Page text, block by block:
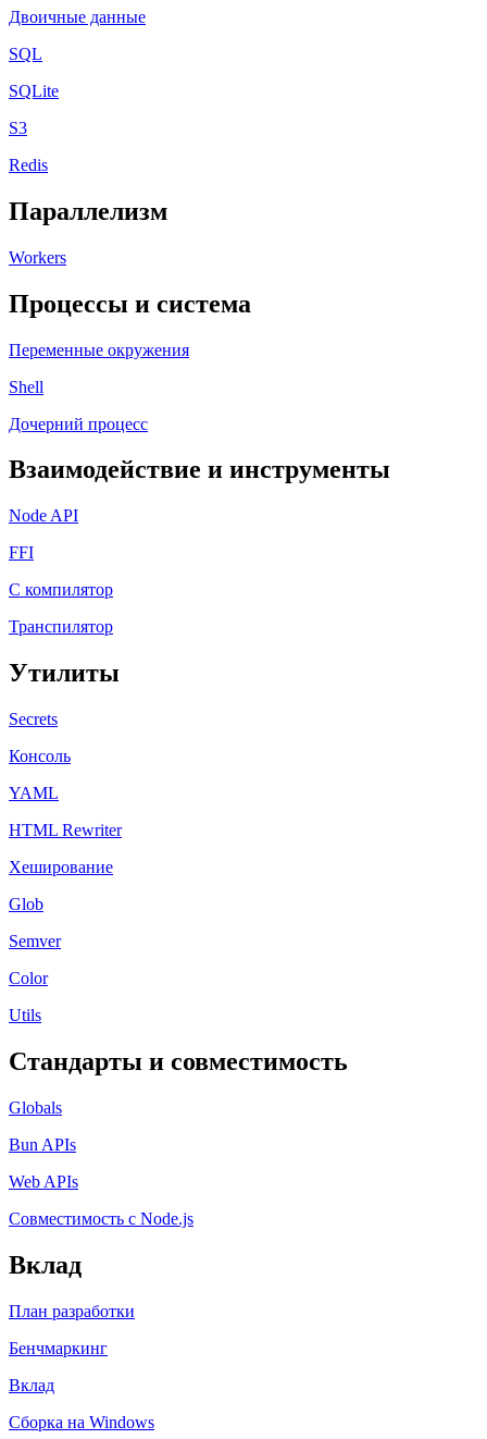
Двоичные данные
SQL
SQLite
S3
Redis
Параллелизм
Workers
Процессы и система
Переменные окружения
Shell
Дочерний процесс
Взаимодействие и инструменты
Node API
FFI
C компилятор
Транспилятор
Утилиты
Secrets
Консоль
YAML
HTML Rewriter
Хеширование
Glob
Semver
Color
Utils
Стандарты и совместимость
Globals
Bun APIs
Web APIs
Совместимость с Node.js
Вклад
План разработки
Бенчмаркинг
Вклад
Сборка на Windows